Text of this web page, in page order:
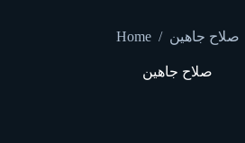
Home / صلاح جاهين
صلاح جاهين